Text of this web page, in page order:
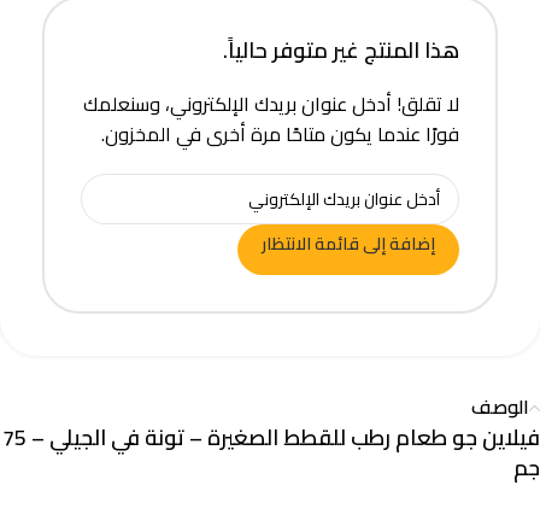
هذا المنتج غير متوفر حالياً.
لا تقلق! أدخل عنوان بريدك الإلكتروني، وسنعلمك
فورًا عندما يكون متاحًا مرة أخرى في المخزون.
إضافة إلى قائمة الانتظار
الوصف
فيلاين جو طعام رطب للقطط الصغيرة – تونة في الجيلي – 75
جم